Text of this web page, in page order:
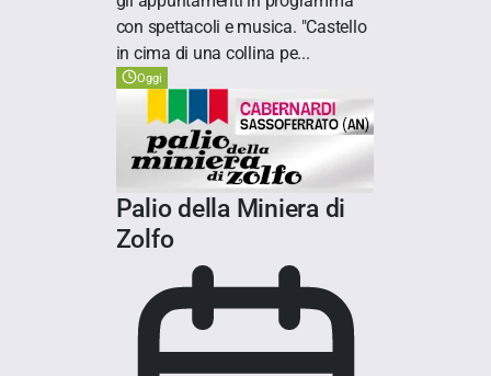
con spettacoli e musica. "Castello
in cima di una collina pe...
Oggi
Palio della Miniera di
Zolfo